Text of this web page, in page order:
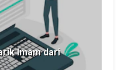
Imam dari